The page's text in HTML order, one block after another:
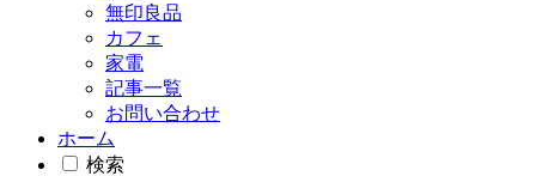
無印良品
カフェ
家電
記事一覧
お問い合わせ
ホーム
検索